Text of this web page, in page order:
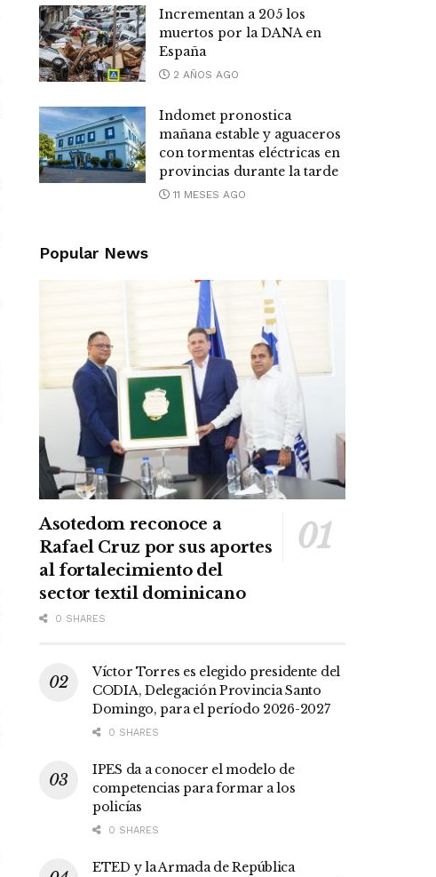
Incrementan a 205 los
muertos por la DANA en
España
2 AÑOS AGO
Indomet pronostica
mañana estable y aguaceros
con tormentas eléctricas en
provincias durante la tarde
11 MESES AGO
Popular News
Asotedom reconoce a
Rafael Cruz por sus aportes
al fortalecimiento del
sector textil dominicano
0 SHARES
Víctor Torres es elegido presidente del
CODIA, Delegación Provincia Santo
Domingo, para el período 2026-2027
0 SHARES
IPES da a conocer el modelo de
competencias para formar a los
policías
0 SHARES
ETED y la Armada de República